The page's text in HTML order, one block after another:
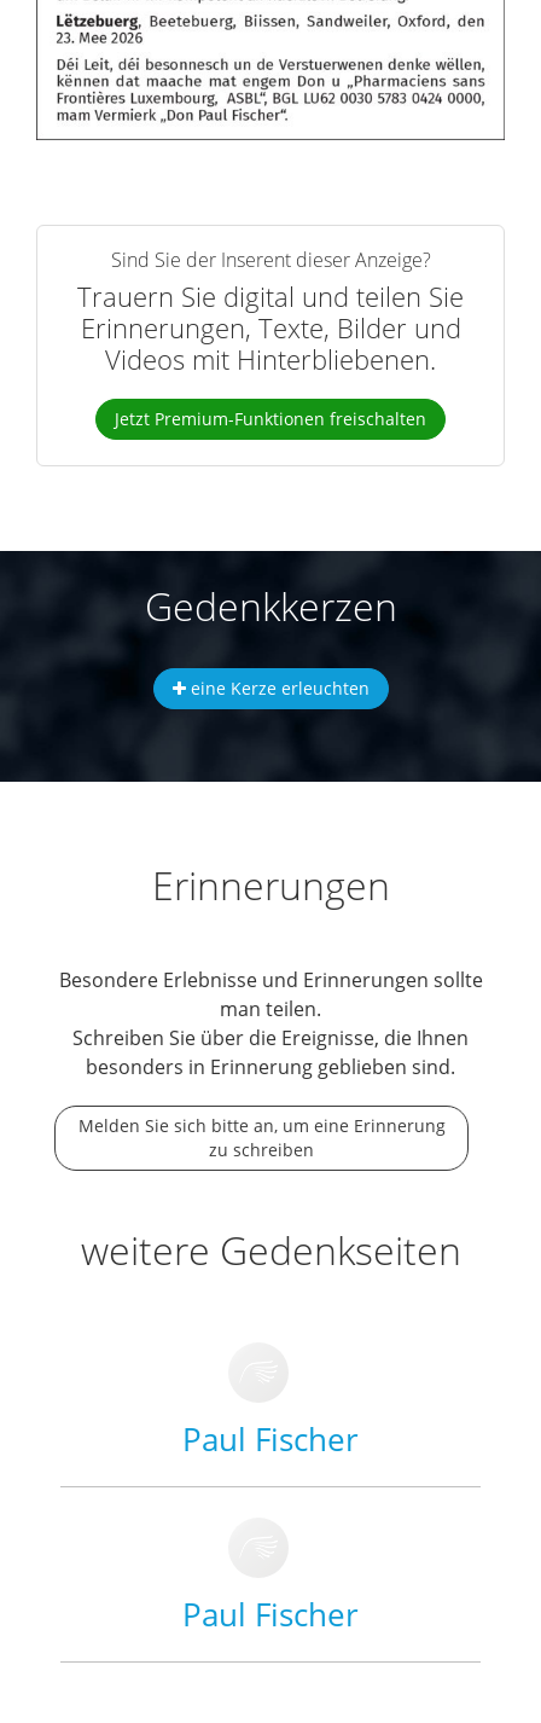
Sind Sie der Inserent dieser Anzeige?
Trauern Sie digital und teilen Sie
Erinnerungen, Texte, Bilder und
Videos mit Hinterbliebenen.
Jetzt Premium-Funktionen freischalten
Gedenkkerzen
eine Kerze erleuchten
Erinnerungen
Besondere Erlebnisse und Erinnerungen sollte
man teilen.
Schreiben Sie über die Ereignisse, die Ihnen
besonders in Erinnerung geblieben sind.
Melden Sie sich bitte an, um eine Erinnerung
zu schreiben
weitere Gedenkseiten
Paul Fischer
Paul Fischer